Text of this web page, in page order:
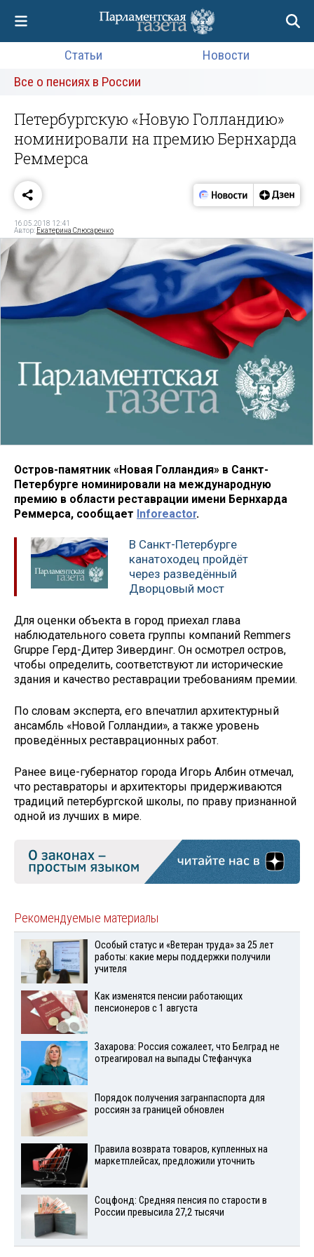
Статьи
Новости
Все о пенсиях в России
Петербургскую «Новую Голландию»
номинировали на премию Бернхарда
Реммерса
16.05.2018 12:41
Автор: Екатерина Слюсаренко
Остров-памятник «Новая Голландия» в Санкт-
Петербурге номинировали на международную
премию в области реставрации имени Бернхарда
Реммерса, сообщает Inforeactor.
В Санкт-Петербурге
канатоходец пройдёт
через разведённый
Дворцовый мост
Для оценки объекта в город приехал глава
наблюдательного совета группы компаний Remmers
Gruppe Герд-Дитер Зивердинг. Он осмотрел остров,
чтобы определить, соответствуют ли исторические
здания и качество реставрации требованиям премии.
По словам эксперта, его впечатлил архитектурный
ансамбль «Новой Голландии», а также уровень
проведённых реставрационных работ.
Ранее вице-губернатор города Игорь Албин отмечал,
что реставраторы и архитекторы придерживаются
традиций петербургской школы, по праву признанной
одной из лучших в мире.
Рекомендуемые материалы
Особый статус и «Ветеран труда» за 25 лет
работы: какие меры поддержки получили
учителя
Как изменятся пенсии работающих
пенсионеров с 1 августа
Захарова: Россия сожалеет, что Белград не
отреагировал на выпады Стефанчука
Порядок получения загранпаспорта для
россиян за границей обновлен
Правила возврата товаров, купленных на
маркетплейсах, предложили уточнить
Соцфонд: Средняя пенсия по старости в
России превысила 27,2 тысячи